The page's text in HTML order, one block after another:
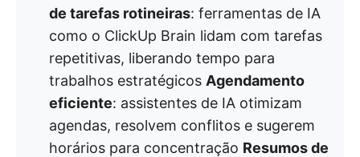
de tarefas rotineiras: ferramentas de IA
como o ClickUp Brain lidam com tarefas
repetitivas, liberando tempo para
trabalhos estratégicos Agendamento
eficiente: assistentes de IA otimizam
agendas, resolvem conflitos e sugerem
horários para concentração Resumos de